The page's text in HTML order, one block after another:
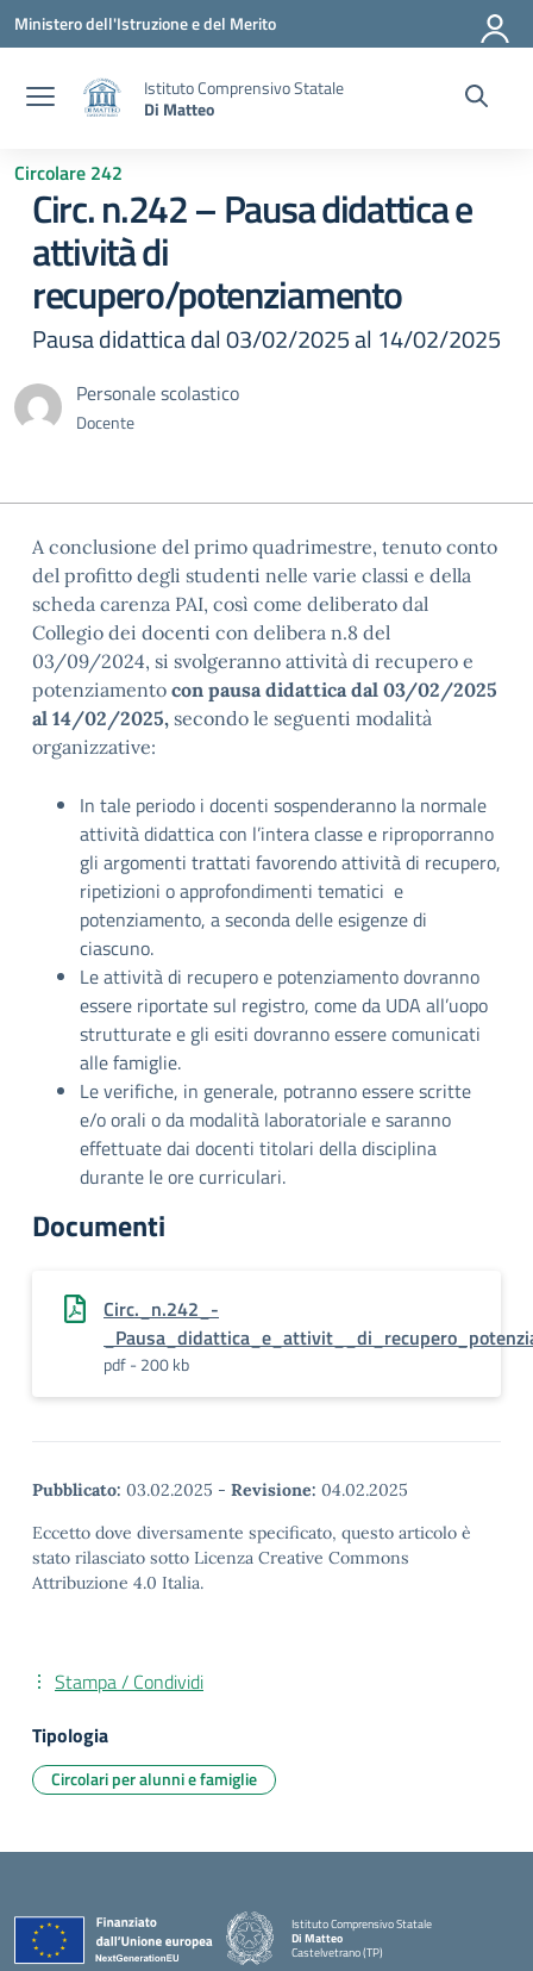
Vai ai contenuti
Vai al menu di navigazione
Vai al footer
Ministero dell'Istruzione e del Merito
Istituto Comprensivo Statale
Di Matteo
Circolare 242
Circ. n.242 – Pausa didattica e
attività di
recupero/potenziamento
Pausa didattica dal 03/02/2025 al 14/02/2025
Personale scolastico
Docente
A conclusione del primo quadrimestre, tenuto conto
del profitto degli studenti nelle varie classi e della
scheda carenza PAI, così come deliberato dal
Collegio dei docenti con delibera n.8 del
03/09/2024, si svolgeranno attività di recupero e
potenziamento con pausa didattica dal 03/02/2025
al 14/02/2025, secondo le seguenti modalità
organizzative:
In tale periodo i docenti sospenderanno la normale
attività didattica con l’intera classe e riproporranno
gli argomenti trattati favorendo attività di recupero,
ripetizioni o approfondimenti tematici e
potenziamento, a seconda delle esigenze di
ciascuno.
Le attività di recupero e potenziamento dovranno
essere riportate sul registro, come da UDA all’uopo
strutturate e gli esiti dovranno essere comunicati
alle famiglie.
Le verifiche, in generale, potranno essere scritte
e/o orali o da modalità laboratoriale e saranno
effettuate dai docenti titolari della disciplina
durante le ore curriculari.
Documenti
Circ._n.242_-
pdf - 200 kb
Pubblicato: 03.02.2025 - Revisione: 04.02.2025
Eccetto dove diversamente specificato, questo articolo è
stato rilasciato sotto Licenza Creative Commons
Attribuzione 4.0 Italia.
Stampa / Condividi
Tipologia
Circolari per alunni e famiglie
Istituto Comprensivo Statale
Di Matteo
Castelvetrano (TP)